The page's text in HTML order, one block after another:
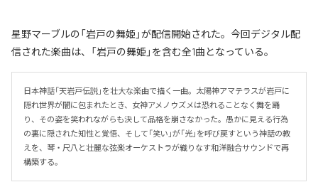
星野マーブルの「岩戸の舞姫」が配信開始された。今回デジタル配
信された楽曲は、「岩戸の舞姫」を含む全1曲となっている。
日本神話「天岩戸伝説」を壮大な楽曲で描く一曲。太陽神アマテラスが岩戸に
隠れ世界が闇に包まれたとき、女神アメノウズメは恐れることなく舞を踊
り、その姿を笑われながらも決して品格を崩さなかった。愚かに見える行為
の裏に隠された知性と覚悟、そして「笑い」が「光」を呼び戻すという神話の教
えを、琴・尺八と壮麗な弦楽オーケストラが織りなす和洋融合サウンドで再
構築する。